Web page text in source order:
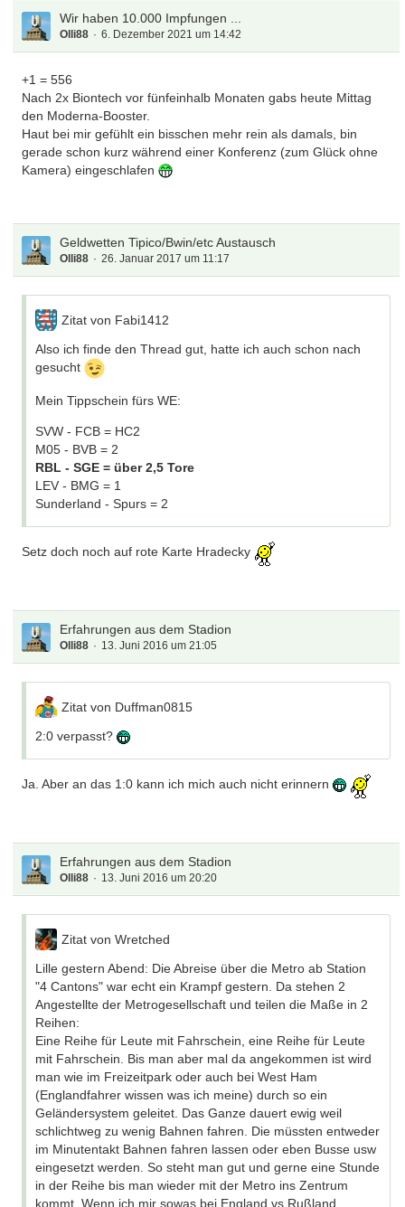
Wir haben 10.000 Impfungen ...
Olli88 6. Dezember 2021 um 14:42
+1 = 556
Nach 2x Biontech vor fünfeinhalb Monaten gabs heute Mittag
den Moderna-Booster.
Haut bei mir gefühlt ein bisschen mehr rein als damals, bin
gerade schon kurz während einer Konferenz (zum Glück ohne
Kamera) eingeschlafen
Geldwetten Tipico/Bwin/etc Austausch
Olli88 26. Januar 2017 um 11:17
Zitat von Fabi1412
Also ich finde den Thread gut, hatte ich auch schon nach
gesucht
Mein Tippschein fürs WE:
SVW - FCB = HC2
M05 - BVB = 2
RBL - SGE = über 2,5 Tore
LEV - BMG = 1
Sunderland - Spurs = 2
Setz doch noch auf rote Karte Hradecky
Erfahrungen aus dem Stadion
Olli88 13. Juni 2016 um 21:05
Zitat von Duffman0815
2:0 verpasst?
Ja. Aber an das 1:0 kann ich mich auch nicht erinnern
Erfahrungen aus dem Stadion
Olli88 13. Juni 2016 um 20:20
Zitat von Wretched
Lille gestern Abend: Die Abreise über die Metro ab Station
"4 Cantons" war echt ein Krampf gestern. Da stehen 2
Angestellte der Metrogesellschaft und teilen die Maße in 2
Reihen:
Eine Reihe für Leute mit Fahrschein, eine Reihe für Leute
mit Fahrschein. Bis man aber mal da angekommen ist wird
man wie im Freizeitpark oder auch bei West Ham
(Englandfahrer wissen was ich meine) durch so ein
Geländersystem geleitet. Das Ganze dauert ewig weil
schlichtweg zu wenig Bahnen fahren. Die müssten entweder
im Minutentakt Bahnen fahren lassen oder eben Busse usw
eingesetzt werden. So steht man gut und gerne eine Stunde
in der Reihe bis man wieder mit der Metro ins Zentrum
kommt. Wenn ich mir sowas bei England vs Rußland